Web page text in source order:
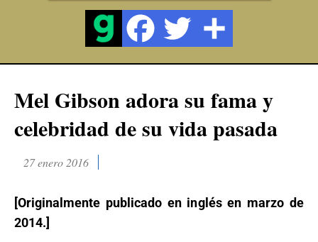
Mel Gibson adora su fama y
celebridad de su vida pasada
27 enero 2016
[Originalmente publicado en inglés en marzo de
2014.]